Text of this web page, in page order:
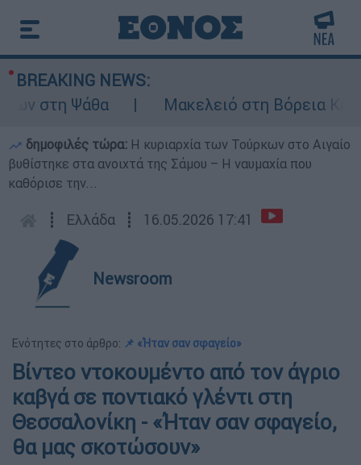
BREAKING NEWS:
στη Ψάθα
Μακελειό στη Βόρεια
δημοφιλές τώρα: Η κυριαρχία των Τούρκων στο Αιγαίο
βυθίστηκε στα ανοιχτά της Σάμου – Η ναυμαχία που
καθόρισε την...
┋ Ελλάδα ┋ 16.05.2026 17:41
Newsroom
Ενότητες στο άρθρο: 📌 «Ήταν σαν σφαγείο»
Βίντεο ντοκουμέντο από τον άγριο
καβγά σε ποντιακό γλέντι στη
Θεσσαλονίκη - «Ήταν σαν σφαγείο,
θα μας σκοτώσουν»